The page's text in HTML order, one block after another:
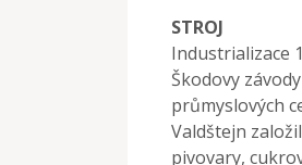
STROJ
Industrializace
Škodovy
průmyslových
Valdštejn
pivovary,